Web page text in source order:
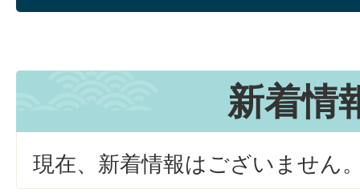
新着情
現在、新着情報はございません